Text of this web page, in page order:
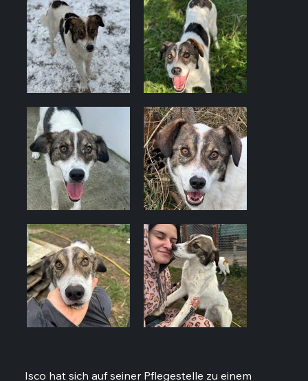
Isco hat sich auf seiner Pflegestelle zu einem